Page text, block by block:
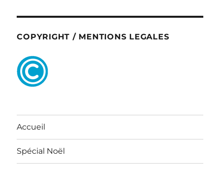
COPYRIGHT / MENTIONS LEGALES
Accueil
Spécial Noël